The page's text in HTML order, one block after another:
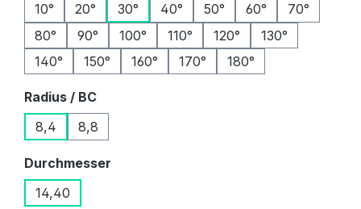
10°
20° 30° 40° 50° 60°
70°
80°
90° 100° 110° 120°
130°
140°
150° 160° 170° 180°
Radius / BCauswählen
8,4
8,8
Durchmesser
14,40